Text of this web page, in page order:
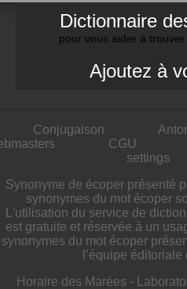
Dictionnaire
pour vous aider à
Ajoutez à
Conjugaison
CGU
settings
Synonyme de écoper présenté
synonymes du mot écoper
L'utilisation du service de
est gratuite et réservée à un
synonymes du mot écoper
l’équipe
Horaire des Marées -